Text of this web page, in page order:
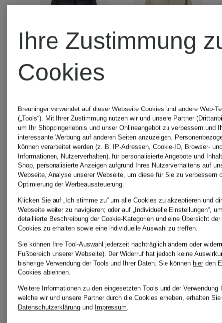
JOOP!
Steppjacke
OURANIA
299,95 €
JOOP!
Jacke
VICENTE
ab
178,49 €
Ihre Zustimmung
Cookies
Breuninger verwendet auf dieser Webseite Cookies und andere Web-
(„Tools“). Mit Ihrer Zustimmung nutzen wir und unsere Partner
um Ihr Shoppingerlebnis und unser Onlineangebot zu verbessern und
interessante Werbung auf anderen Seiten anzuzeigen.
können verarbeitet werden (z. B. IP-Adressen, Cookie-ID, Browser-
Informationen, Nutzerverhalten), für personalisierte Angebote und
Shop, personalisierte Anzeigen aufgrund Ihres Nutzerverhaltens auf
Webseite, Analyse unserer Webseite, um diese für Sie zu verbessern
Optimierung der Werbeaussteuerung.
Klicken Sie auf „Ich stimme zu“ um alle Cookies zu akzeptieren und
Webseite weiter zu navigieren; oder auf „Individuelle Einstellungen“,
detaillierte Beschreibung der Cookie-Kategorien und eine Übersicht
Cookies zu erhalten sowie eine individuelle Auswahl zu treffen.
Sie können Ihre Tool-Auswahl jederzeit nachträglich ändern oder
Fußbereich unserer Webseite). Der Widerruf hat jedoch keine
bisherige Verwendung der Tools und Ihrer Daten. Sie können hier den
Cookies ablehnen.
Weitere Informationen zu den eingesetzten Tools und der Verwendung
welche wir und unsere Partner durch die Cookies erheben, erhalten
Datenschutzerklärung und Impressum.